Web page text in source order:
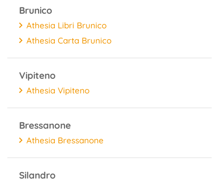
Brunico
Athesia Libri Brunico
Athesia Carta Brunico
Vipiteno
Athesia Vipiteno
Bressanone
Athesia Bressanone
Silandro